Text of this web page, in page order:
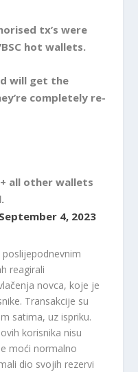
tx’s were
hot wallets.
will get the
completely re-
+ all other wallets
September 4, 2023
reagirali
novca, koje je
Transakcije su
satima, uz ispriku.
korisnika nisu
moći normalno
dio svojih rezervi